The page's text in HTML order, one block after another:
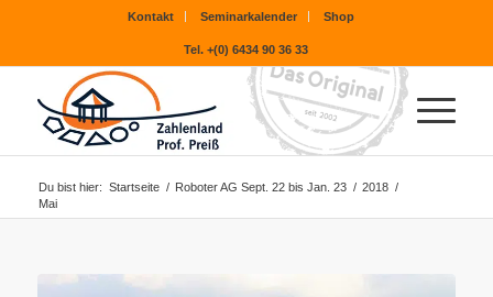
Kontakt Seminarkalender Shop
Tel. +(0) 6434 90 36 33
Du bist hier: Startseite / Roboter AG Sept. 22 bis Jan. 23 / 2018 /
Mai